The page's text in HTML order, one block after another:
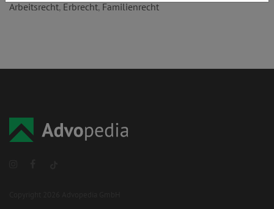
Arbeitsrecht, Erbrecht, Familienrecht